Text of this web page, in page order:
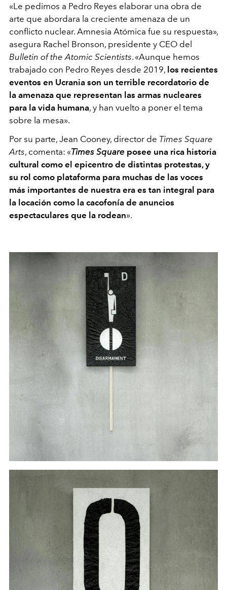
«Le pedimos a Pedro Reyes elaborar una obra de
arte que abordara la creciente amenaza de un
conflicto nuclear. Amnesia Atómica fue su respuesta»,
asegura Rachel Bronson, presidente y CEO del
Bulletin of the Atomic Scientists. «Aunque hemos
trabajado con Pedro Reyes desde 2019, los recientes
eventos en Ucrania son un terrible recordatorio de
la amenaza que representan las armas nucleares
para la vida humana, y han vuelto a poner el tema
sobre la mesa».
Por su parte, Jean Cooney, director de Times Square
Arts, comenta: «Times Square posee una rica historia
cultural como el epicentro de distintas protestas, y
su rol como plataforma para muchas de las voces
más importantes de nuestra era es tan integral para
la locación como la cacofonía de anuncios
espectaculares que la rodean».